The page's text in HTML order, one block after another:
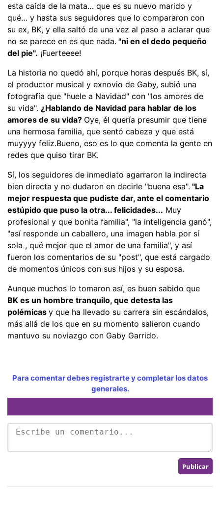
esta caída de la mata… que es su nuevo marido y
qué… y hasta sus seguidores que lo compararon con
su ex, BK, y ella saltó de una vez al paso a aclarar que
no se parece en es que nada. "ni en el dedo pequeño
del pie". ¡Fuerteeee!
La historia no quedó ahí, porque horas después BK, sí,
el productor musical y exnovio de Gaby, subió una
fotografía que "huele a Navidad" con "los amores de
su vida". ¿Hablando de Navidad para hablar de los
amores de su vida? Oye, él quería presumir que tiene
una hermosa familia, que sentó cabeza y que está
muyyyy feliz.Bueno, eso es lo que comenta la gente en
redes que quiso tirar BK.
Sí, los seguidores de inmediato agarraron la indirecta
bien directa y no dudaron en decirle "buena esa". "La
mejor respuesta que pudiste dar, ante el comentario
estúpido que puso la otra... felicidades... Muy
profesional y que bonita familia", "la inteligencia ganó",
"así responde un caballero, una imagen habla por sí
sola , qué mejor que el amor de una familia", y así
fueron los comentarios de su "post", que está cargado
de momentos únicos con sus hijos y su esposa.
Aunque muchos lo tomaron así, es buen sabido que
BK es un hombre tranquilo, que detesta las
polémicas y que ha llevado su carrera sin escándalos,
más allá de los que en su momento salieron cuando
mantuvo su noviazgo con Gaby Garrido.
Para comentar debes registrarte y completar los datos
generales.